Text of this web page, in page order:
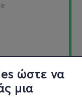
ώστε να
μια